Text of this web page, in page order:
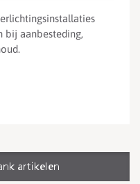
bij aanbesteding,
artikelen